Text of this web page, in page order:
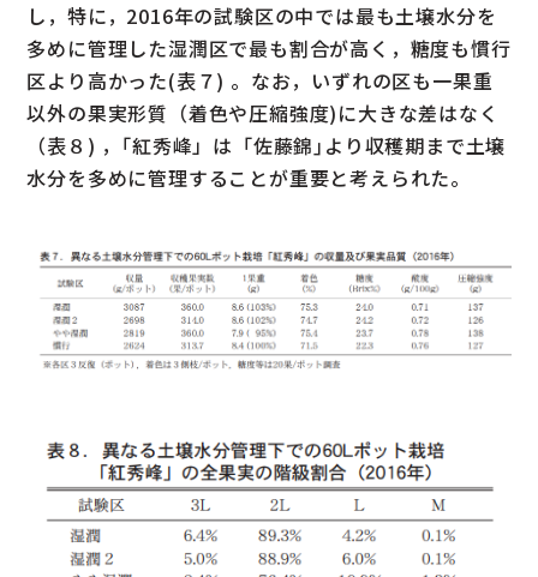
し，特に，2016年の試験区の中では最も土壌水分を
多めに管理した湿潤区で最も割合が高く，糖度も慣行
区より高かった(表７) 。なお，いずれの区も一果重
以外の果実形質（着色や圧縮強度)に大きな差はなく
（表８) ，｢紅秀峰」は「佐藤錦｣より収穫期まで土壌
水分を多めに管理することが重要と考えられた。